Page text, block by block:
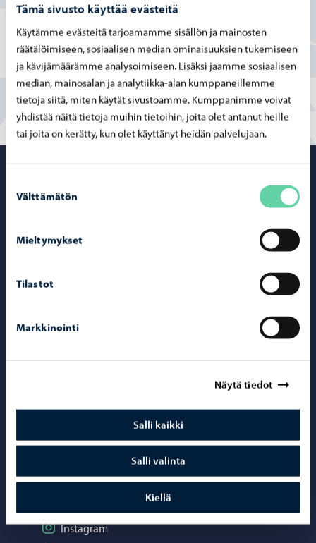
Tämä sivusto käyttää evästeitä
Käytämme evästeitä tarjoamamme sisällön ja mainosten
räätälöimiseen, sosiaalisen median ominaisuuksien tukemiseen
ja kävijämäärämme analysoimiseen. Lisäksi jaamme sosiaalisen
median, mainosalan ja analytiikka-alan kumppaneillemme
tietoja siitä, miten käytät sivustoamme. Kumppanimme voivat
yhdistää näitä tietoja muihin tietoihin, joita olet antanut heille
tai joita on kerätty, kun olet käyttänyt heidän palvelujaan.
valinta
Välttämätön
Mieltymykset
Tilastot
Markkinointi
Näytä tiedot
Salli kaikki
Salli valinta
Kiellä
Osittain
En
Yhteystiedot
Yhteystietohakemisto
Sähköinen asiointi ePorvoo
Kartat ja paikkatiedot
Seuraa Instagram
Instagram